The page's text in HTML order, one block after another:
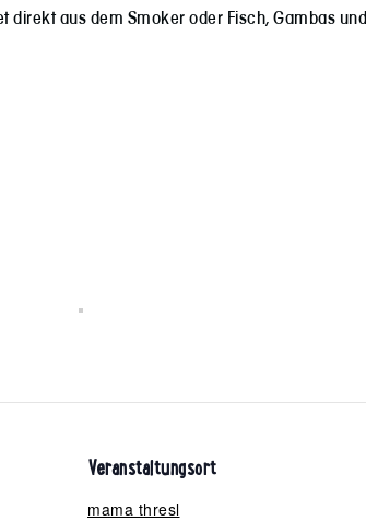
aus dem Smoker oder Fisch, Gambas
Veranstaltungsort
mama thresl